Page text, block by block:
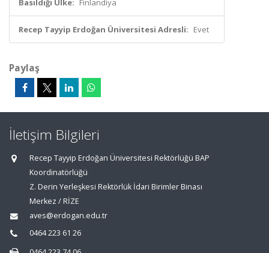
Basıldığı Ülke: Finlandiya
Recep Tayyip Erdoğan Üniversitesi Adresli: Evet
Paylaş
İletişim Bilgileri
Recep Tayyip Erdoğan Üniversitesi Rektörlüğü BAP
Koordinatörlüğü
Z. Derin Yerleşkesi Rektörlük İdari Birimler Binası
Merkez / RİZE
aves@erdogan.edu.tr
0464 223 61 26